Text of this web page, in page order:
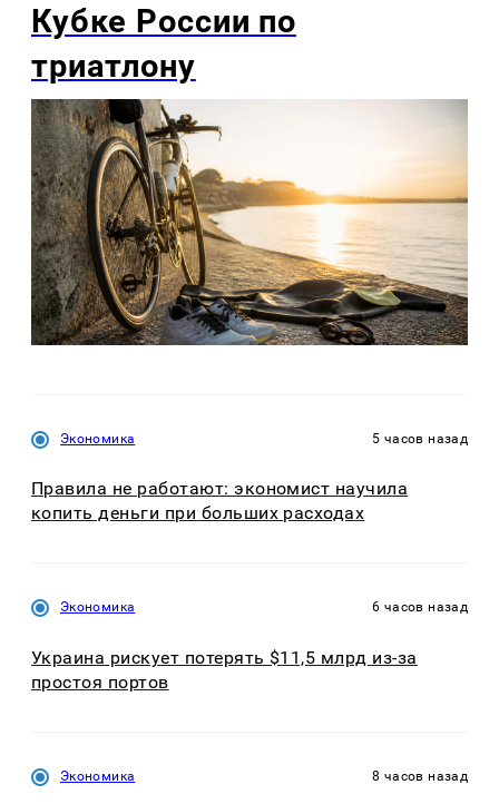
Кубке России по
триатлону
Экономика 5 часов назад
Правила не работают: экономист научила
копить деньги при больших расходах
Экономика 6 часов назад
Украина рискует потерять $11,5 млрд из-за
простоя портов
Экономика 8 часов назад